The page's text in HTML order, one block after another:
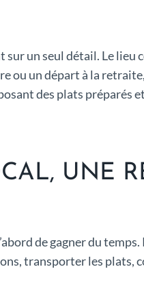
un seul détail. Le
ou un départ à la
des plats préparés
UNE
de gagner du
transporter les plats,